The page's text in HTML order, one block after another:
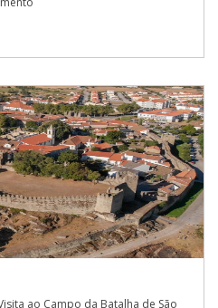
ao Campo da Batalha de São